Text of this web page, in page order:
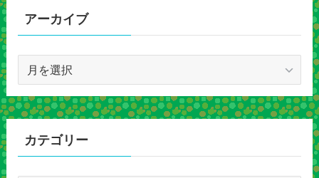
アーカイブ
カ
イ
カテゴリー